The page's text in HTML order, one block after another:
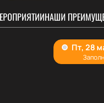
НАШИ